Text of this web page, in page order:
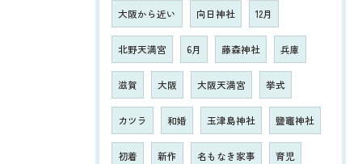
大阪から近い 向日神社 12月
北野天満宮 6月 藤森神社 兵庫
滋賀 大阪 大阪天満宮 挙式
カツラ 和婚 玉津島神社 鹽竈神社
初着 新作 名もなき家事 育児